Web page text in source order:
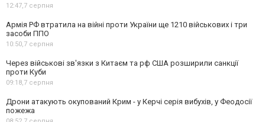
12:47,7 серпня
Армія РФ втратила на війні проти України ще 1210 військових і три
засоби ППО
10:50,7 серпня
Через військові зв'язки з Китаєм та рф США розширили санкції
проти Куби
09:18,7 серпня
Дрони атакують окупований Крим - у Керчі серія вибухів, у Феодосії
пожежа